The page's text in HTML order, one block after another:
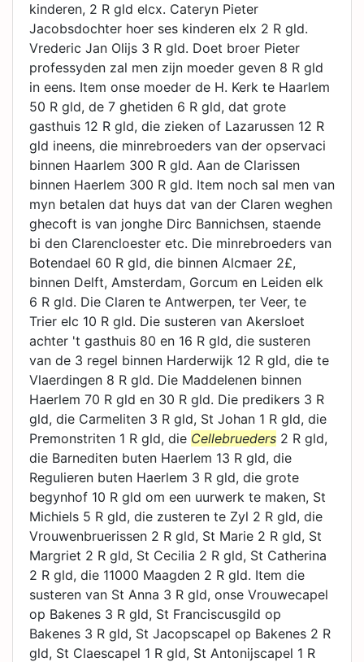
kinderen, 2 R gld elcx. Cateryn Pieter
Jacobsdochter hoer ses kinderen elx 2 R gld.
Vrederic Jan Olijs 3 R gld. Doet broer Pieter
professyden zal men zijn moeder geven 8 R gld
in eens. Item onse moeder de H. Kerk te Haarlem
50 R gld, de 7 ghetiden 6 R gld, dat grote
gasthuis 12 R gld, die zieken of Lazarussen 12 R
gld ineens, die minrebroeders van der opservaci
binnen Haarlem 300 R gld. Aan de Clarissen
binnen Haerlem 300 R gld. Item noch sal men van
myn betalen dat huys dat van der Claren weghen
ghecoft is van jonghe Dirc Bannichsen, staende
bi den Clarencloester etc. Die minrebroeders van
Botendael 60 R gld, die binnen Alcmaer 2£,
binnen Delft, Amsterdam, Gorcum en Leiden elk
6 R gld. Die Claren te Antwerpen, ter Veer, te
Trier elc 10 R gld. Die susteren van Akersloet
achter 't gasthuis 80 en 16 R gld, die susteren
van de 3 regel binnen Harderwijk 12 R gld, die te
Vlaerdingen 8 R gld. Die Maddelenen binnen
Haerlem 70 R gld en 30 R gld. Die predikers 3 R
gld, die Carmeliten 3 R gld, St Johan 1 R gld, die
Premonstriten 1 R gld, die Cellebrueders 2 R gld,
die Barnediten buten Haerlem 13 R gld, die
Regulieren buten Haerlem 3 R gld, die grote
begynhof 10 R gld om een uurwerk te maken, St
Michiels 5 R gld, die zusteren te Zyl 2 R gld, die
Vrouwenbruerissen 2 R gld, St Marie 2 R gld, St
Margriet 2 R gld, St Cecilia 2 R gld, St Catherina
2 R gld, die 11000 Maagden 2 R gld. Item die
susteren van St Anna 3 R gld, onse Vrouwecapel
op Bakenes 3 R gld, St Franciscusgild op
Bakenes 3 R gld, St Jacopscapel op Bakenes 2 R
gld, St Claescapel 1 R gld, St Antonijscapel 1 R